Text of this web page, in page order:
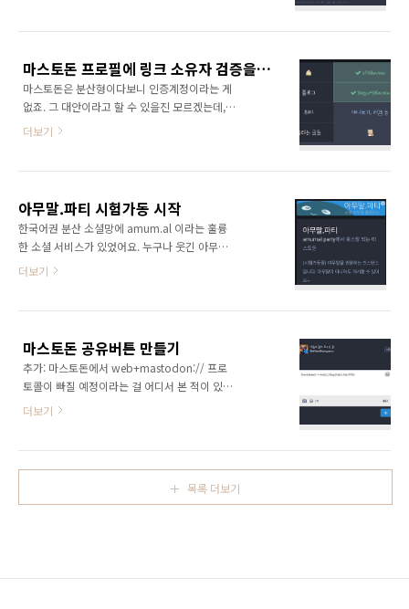
러너를 위한 설명 (이 블로그) - QnA 모음 글타
다. 그래서 "피어"튜브죠. 근데 그건 저한텐 중요
치 않고... 예전부터 동영상을 자유롭게 올리고
싶었는데 설치가 귀찮아서 (-_-;;) 계속 스킵했었
습니다. 음악은 아직 사운드클라우드를 대체할
같아선 docker로 편하게 하고싶었는데 제가 쓰
32비트라구요. 으엑.) 에 Ar..
마스토돈 프로필에 링크 소유자 검증을 추가했어요!
마스토돈은 분산형이다보니 인증계정이라는 게
없죠. 그 대안이라고 할 수 있을진 모르겠는데,
2.6.0 업데이트에 웹사이트의 소유자를 프로필
정 주소랑 rel="me" 만 있으면 그 외에는 자유
롭게 수정 가능한 것 같아요! 인증되면 프로필 메
타데이터란의 링크에 체크표시가 떠요!이 블로
그의 경우 사이드바에 넣었어요.
더보기
아무말.파티 시험가동 시작
한국어권 분산 소셜망에 amum.al 이라는 훌륭
한 소셜 서비스가 있었어요. 누구나 웃긴 아무말
을 올릴 수 있는 서비스였죠. 그러...나... 그 곳이
돌리고 있어요. 별 문제는 잘 없는데 이메일 서비
스 쪽이 자주 계정정지를 해버려서 가입이 안 되
는 일이 잦네요... 그것 외에도 미디어 저장소 쪽
을 클라우드플레어를 거치게 해야하는데 그게
을 정리해서 올려볼까 해요. 구성이 궁금하신 분
더보기
마스토돈 공유버튼 만들기
추가: 마스토돈에서 web+mastodon:// 프로
토콜이 빠질 예정이라는 걸 어디서 본 적이 있습
니다. 나중에 안 될 수 있어요. 간단하게 안 돼요?
튼을 블로그에 달려면 어떻게 해야 할까요? 여러
더보기
목록 더보기